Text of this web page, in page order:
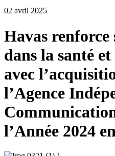
02 avril 2025
Havas renforce
dans la santé
avec
l’Agence
l’Année 2024